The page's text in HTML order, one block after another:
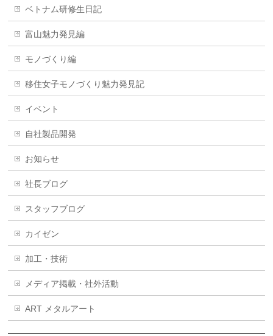
ベトナム研修生日記
富山魅力発見編
モノづくり編
移住女子モノづくり魅力発見記
イベント
自社製品開発
お知らせ
社長ブログ
スタッフブログ
カイゼン
加工・技術
メディア掲載・社外活動
ART メタルアート